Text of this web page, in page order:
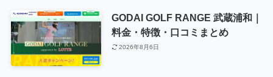
GODAI GOLF RANGE 武蔵浦和｜
料金・特徴・口コミまとめ
2026年8月6日